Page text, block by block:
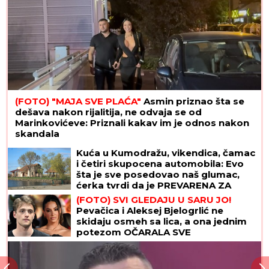
"Delije" mogu da odahnu: Crvena zvezda će igrati
Ligu šampiona, a ovo je dokaz
Detonacija na Malom Kalemegdanu!
Crvena zvezda dovela brutalno
pojačanje
Dnevni horoskop za nedelju, 9.
avgust: Jarac gura ISTINU POD
TEPIH, a NJIH čeka poslovna prilika